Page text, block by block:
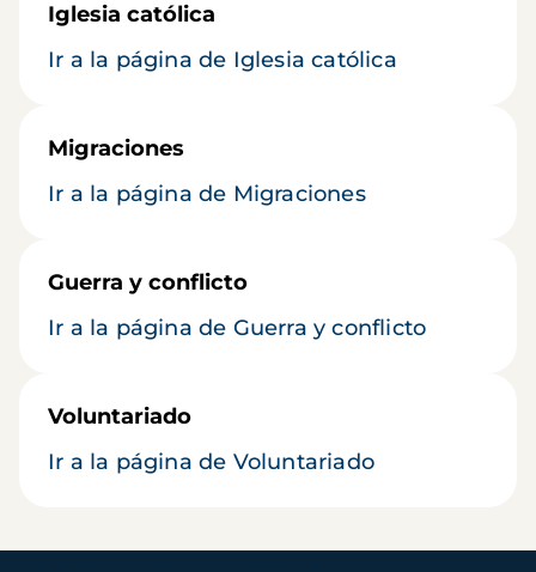
Iglesia católica
Ir a la página de Iglesia católica
Migraciones
Ir a la página de Migraciones
Guerra y conflicto
Ir a la página de Guerra y conflicto
Voluntariado
Ir a la página de Voluntariado